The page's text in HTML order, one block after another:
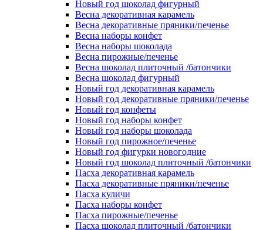
Новый год шоколад фигурный
Весна декоративная карамель
Весна декоративные пряники/печенье
Весна наборы конфет
Весна наборы шоколада
Весна пирожные/печенье
Весна шоколад плиточный /батончики
Весна шоколад фигурный
Новый год декоративная карамель
Новый год декоративные пряники/печенье
Новый год конфеты
Новый год наборы конфет
Новый год наборы шоколада
Новый год пирожное/печенье
Новый год фигурки новогодние
Новый год шоколад плиточный /батончики
Пасха декоративная карамель
Пасха декоративные пряники/печенье
Пасха куличи
Пасха наборы конфет
Пасха пирожные/печенье
Пасха шоколад плиточный /батончики